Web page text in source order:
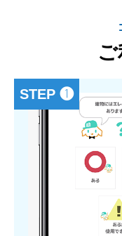
STEP ❶